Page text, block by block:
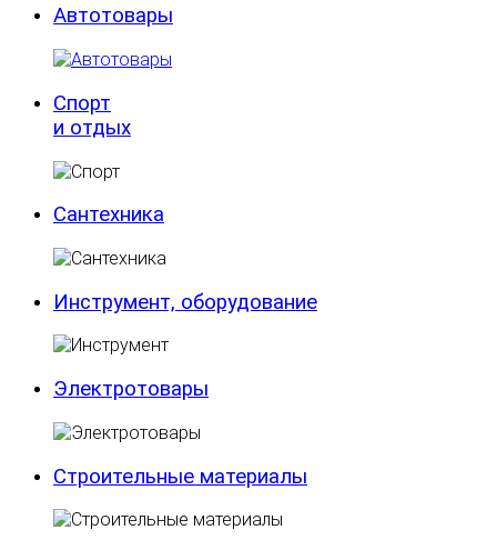
Автотовары
Спорт
и отдых
Сантехника
Инструмент, оборудование
Электротовары
Строительные материалы